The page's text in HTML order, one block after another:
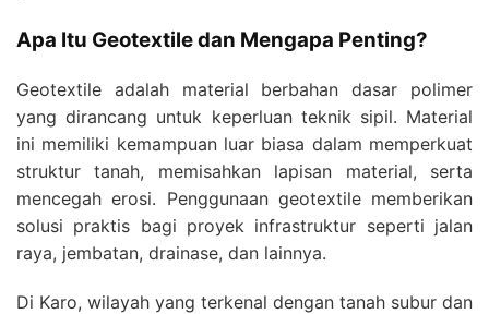
Apa Itu Geotextile dan Mengapa Penting?
Geotextile adalah material berbahan dasar polimer
yang dirancang untuk keperluan teknik sipil. Material
ini memiliki kemampuan luar biasa dalam memperkuat
struktur tanah, memisahkan lapisan material, serta
mencegah erosi. Penggunaan geotextile memberikan
solusi praktis bagi proyek infrastruktur seperti jalan
raya, jembatan, drainase, dan lainnya.
Di Karo, wilayah yang terkenal dengan tanah subur dan